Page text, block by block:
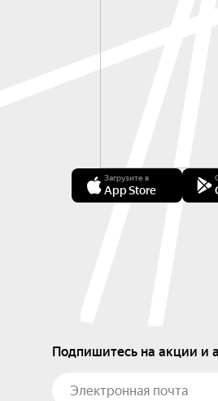
Загрузите в
App Store
Подпишитесь на акции и